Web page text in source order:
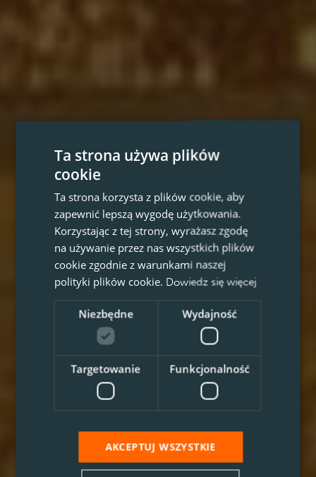
Ta strona używa plików
cookie
Ta strona korzysta z plików cookie, aby
zapewnić lepszą wygodę użytkowania.
Korzystając z tej strony, wyrażasz zgodę
na używanie przez nas wszystkich plików
cookie zgodnie z warunkami naszej
polityki plików cookie. Dowiedz się więcej
Niezbędne Wydajność
Targetowanie Funkcjonalność
AKCEPTUJ WSZYSTKIE